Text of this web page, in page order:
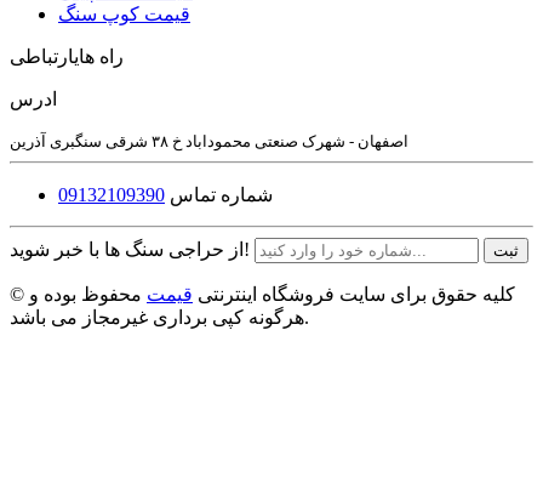
قیمت کوپ سنگ
راه هایارتباطی
ادرس
اصفهان - شهرک صنعتی محموداباد خ ۳۸ شرقی سنگبری آذرین
شماره تماس 09132109390
از حراجی سنگ ها با خبر شوید! ثبت
© کلیه حقوق برای سایت فروشگاه اینترنتی قیمت محفوظ بوده و
هرگونه کپی برداری غیرمجاز می باشد.